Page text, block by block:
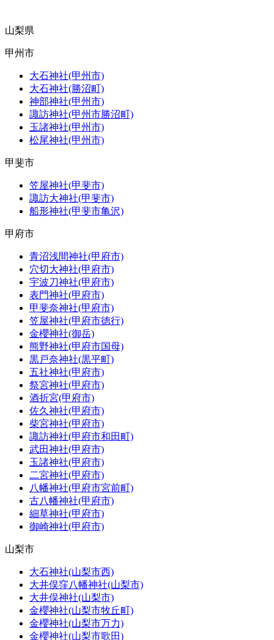
山梨県
甲州市
大石神社(甲州市)
大石神社(勝沼町)
神部神社(甲州市)
諏訪神社(甲州市勝沼町)
玉諸神社(甲州市)
松尾神社(甲州市)
甲斐市
笠屋神社(甲斐市)
諏訪大神社(甲斐市)
船形神社(甲斐市亀沢)
甲府市
青沼浅間神社(甲府市)
穴切大神社(甲府市)
宇波刀神社(甲府市)
表門神社(甲府市)
甲斐奈神社(甲府市)
笠屋神社(甲府市徳行)
金櫻神社(御岳)
熊野神社(甲府市国母)
黒戸奈神社(黒平町)
五社神社(甲府市)
祭宮神社(甲府市)
酒折宮(甲府市)
佐久神社(甲府市)
柴宮神社(甲府市)
諏訪神社(甲府市和田町)
武田神社(甲府市)
玉諸神社(甲府市)
二宮神社(甲府市)
八幡神社(甲府市宮前町)
古八幡神社(甲府市)
細草神社(甲府市)
御崎神社(甲府市)
山梨市
大石神社(山梨市西)
大井俣窪八幡神社(山梨市)
大井俣神社(山梨市)
金櫻神社(山梨市牧丘町)
金櫻神社(山梨市万力)
金櫻神社(山梨市歌田)